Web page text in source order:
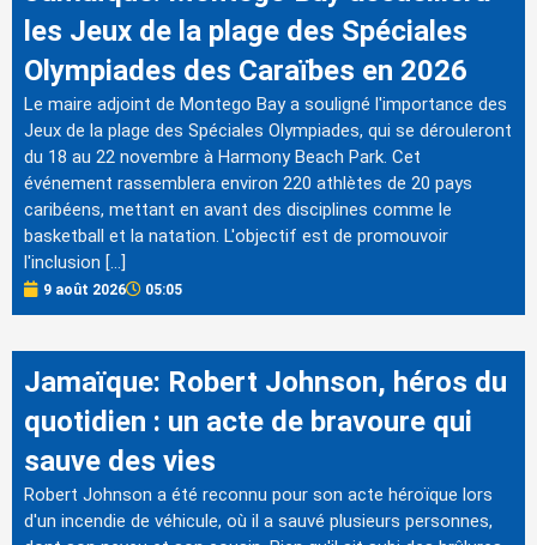
les Jeux de la plage des Spéciales
Olympiades des Caraïbes en 2026
Le maire adjoint de Montego Bay a souligné l'importance des
Jeux de la plage des Spéciales Olympiades, qui se dérouleront
du 18 au 22 novembre à Harmony Beach Park. Cet
événement rassemblera environ 220 athlètes de 20 pays
caribéens, mettant en avant des disciplines comme le
basketball et la natation. L'objectif est de promouvoir
l'inclusion […]
9 août 2026 05:05
Jamaïque: Robert Johnson, héros du
quotidien : un acte de bravoure qui
sauve des vies
Robert Johnson a été reconnu pour son acte héroïque lors
d'un incendie de véhicule, où il a sauvé plusieurs personnes,